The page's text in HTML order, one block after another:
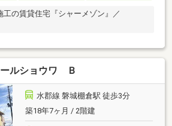
工の賃貸住宅『シャーメゾン』／
ルショウワ Ｂ
水郡線 磐城棚倉駅 徒歩3分
築18年7ヶ月 / 2階建